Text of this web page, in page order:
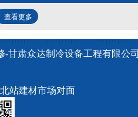
查看更多
甘肃众达制冷设备工程有限公司
站建材市场对面